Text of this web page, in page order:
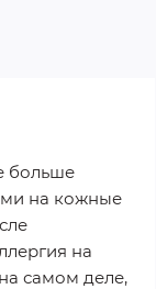
больше
на кожные
на
самом деле,